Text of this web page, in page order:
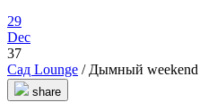
29
Dec
37
Сад Lounge / Дымный weekend
share